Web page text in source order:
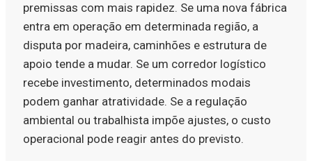
premissas com mais rapidez. Se uma nova fábrica
entra em operação em determinada região, a
disputa por madeira, caminhões e estrutura de
apoio tende a mudar. Se um corredor logístico
recebe investimento, determinados modais
podem ganhar atratividade. Se a regulação
ambiental ou trabalhista impõe ajustes, o custo
operacional pode reagir antes do previsto.